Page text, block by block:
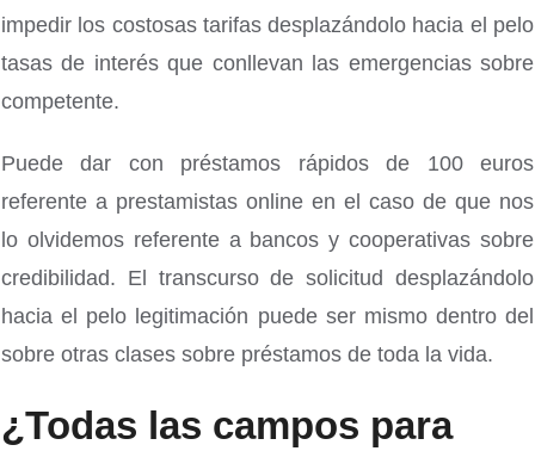
impedir los costosas tarifas desplazándolo hacia el pelo
tasas de interés que conllevan las emergencias sobre
competente.
Puede dar con préstamos rápidos de 100 euros
referente a prestamistas online en el caso de que nos
lo olvidemos referente a bancos y cooperativas sobre
credibilidad. El transcurso de solicitud desplazándolo
hacia el pelo legitimación puede ser mismo dentro del
sobre otras clases sobre préstamos de toda la vida.
¿Todas las campos para